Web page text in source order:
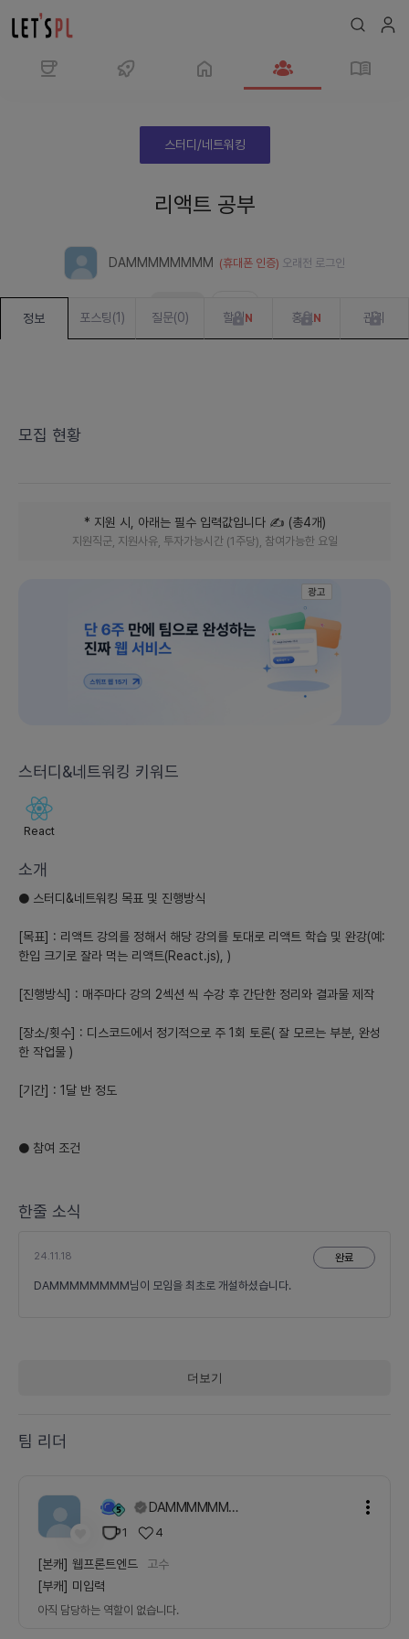
스터디/네트워킹
리액트 공부
DAMMMMMMMM (휴대폰 인증) 오래전 로그인
정보 포스팅(1) 질문(0) 할일 N 홍보N 관리
모집 현황
* 지원 시, 아래는 필수 입력값입니다✍️ (총4개)
지원직군, 지원사유, 투자가능시간 (1주당), 참여가능한 요일
광고
스터디&네트워킹 키워드
React
소개
● 스터디&네트워킹 목표 및 진행방식
[목표] : 리액트 강의를 정해서 해당 강의를 토대로 리액트 학습 및 완강(예:
한입 크기로 잘라 먹는 리액트(React.js), )
[진행방식] : 매주마다 강의 2섹션 씩 수강 후 간단한 정리와 결과물 제작
[장소/횟수] : 디스코드에서 정기적으로 주 1회 토론( 잘 모르는 부분, 완성
한 작업물 )
[기간] : 1달 반 정도
● 참여 조건
한줄 소식
완료
24.11.18
DAMMMMMMMM님이 모임을 최초로 개설하셨습니다.
더보기
팀 리더
DAMMMMMMMM
1 4
[본캐] 웹프론트엔드
고수
[부캐] 미입력
아직 담당하는 역할이 없습니다.